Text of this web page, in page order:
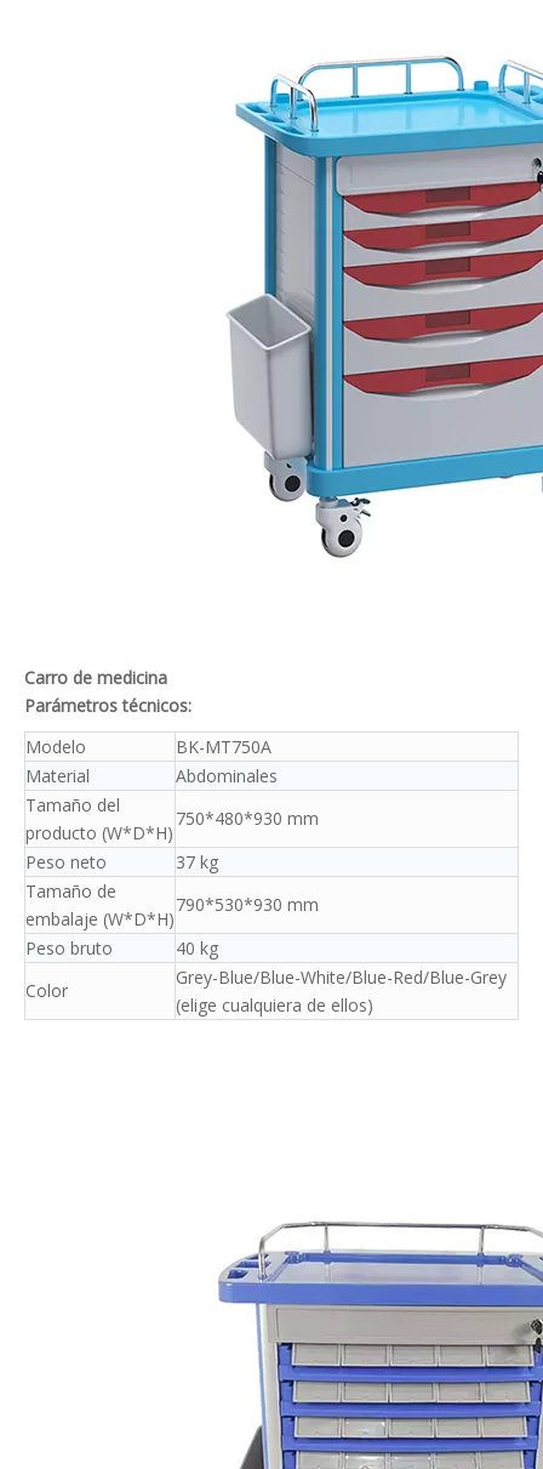
Carro de medicina
Parámetros técnicos:
Modelo
BK-MT750A
Material
Abdominales
Tamaño del
producto (W*D*H)
750*480*930 mm
Peso neto
37 kg
Tamaño de
embalaje (W*D*H)
790*530*930 mm
Peso bruto
40 kg
Color
Grey-Blue/Blue-White/Blue-Red/Blue-Grey
(elige cualquiera de ellos)